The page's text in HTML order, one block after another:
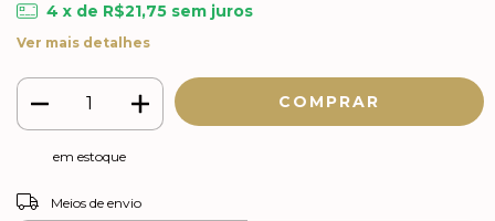
4 x de R$21,75 sem juros
Ver mais detalhes
em estoque
Entregas para o CEP:
Meios de envio